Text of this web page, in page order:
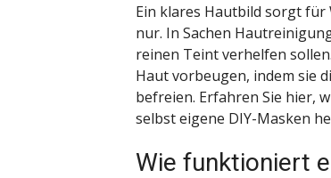
Ein klares Hautbild sorgt für
nur. In Sachen
reinen Teint verhelfen
Haut vorbeugen, indem sie
befreien. Erfahren Sie hier,
selbst eigene DIY-Masken
Wie funktioniert